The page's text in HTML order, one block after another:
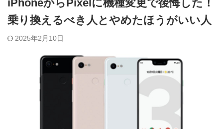
iPhoneからPixelに機種変更で後悔した！
乗り換えるべき人とやめたほうがいい人
2025年2月10日